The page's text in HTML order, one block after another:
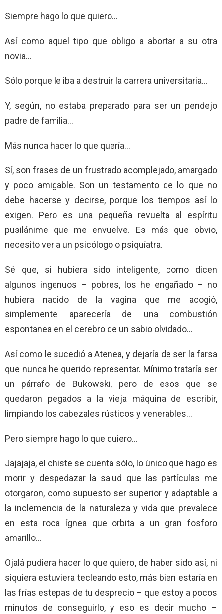
Siempre hago lo que quiero…
Así como aquel tipo que obligo a abortar a su otra
novia…
Sólo porque le iba a destruir la carrera universitaria…
Y, según, no estaba preparado para ser un pendejo
padre de familia…
Más nunca hacer lo que quería…
Sí, son frases de un frustrado acomplejado, amargado
y poco amigable. Son un testamento de lo que no
debe hacerse y decirse, porque los tiempos así lo
exigen. Pero es una pequeña revuelta al espíritu
pusilánime que me envuelve. Es más que obvio,
necesito ver a un psicólogo o psiquíatra.
Sé que, si hubiera sido inteligente, como dicen
algunos ingenuos – pobres, los he engañado – no
hubiera nacido de la vagina que me acogió,
simplemente aparecería de una combustión
espontanea en el cerebro de un sabio olvidado…
Así como le sucedió a Atenea, y dejaría de ser la farsa
que nunca he querido representar. Mínimo trataría ser
un párrafo de Bukowski, pero de esos que se
quedaron pegados a la vieja máquina de escribir,
limpiando los cabezales rústicos y venerables…
Pero siempre hago lo que quiero…
Jajajaja, el chiste se cuenta sólo, lo único que hago es
morir y despedazar la salud que las partículas me
otorgaron, como supuesto ser superior y adaptable a
la inclemencia de la naturaleza y vida que prevalece
en esta roca ígnea que orbita a un gran fosforo
amarillo…
Ojalá pudiera hacer lo que quiero, de haber sido así, ni
siquiera estuviera tecleando esto, más bien estaría en
las frías estepas de tu desprecio – que estoy a pocos
minutos de conseguirlo, y eso es decir mucho –